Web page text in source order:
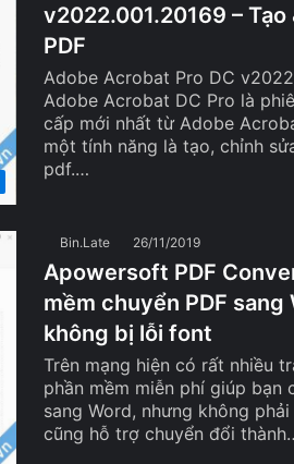
v2022.001.20169 – Tạo
PDF
Adobe Acrobat Pro DC
Adobe Acrobat DC Pro là
cấp mới nhất từ Adobe
một tính năng là tạo, chỉnh
pdf.…
Bin.Late 26/11/2019
Apowersoft PDF
mềm chuyển PDF sang
không bị lỗi font
Trên mạng hiện có rất nhiều
phần mềm miễn phí giúp bạn
sang Word, nhưng không
cũng hỗ trợ chuyển đổi